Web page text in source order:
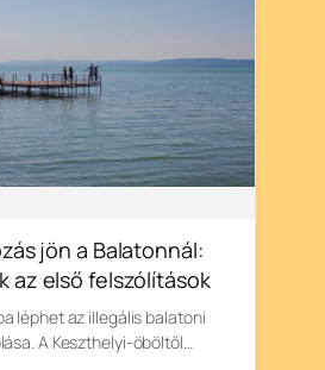
jön a Balatonnál:
az első felszólítások
léphet az illegális balatoni
A Keszthelyi-öböltől…